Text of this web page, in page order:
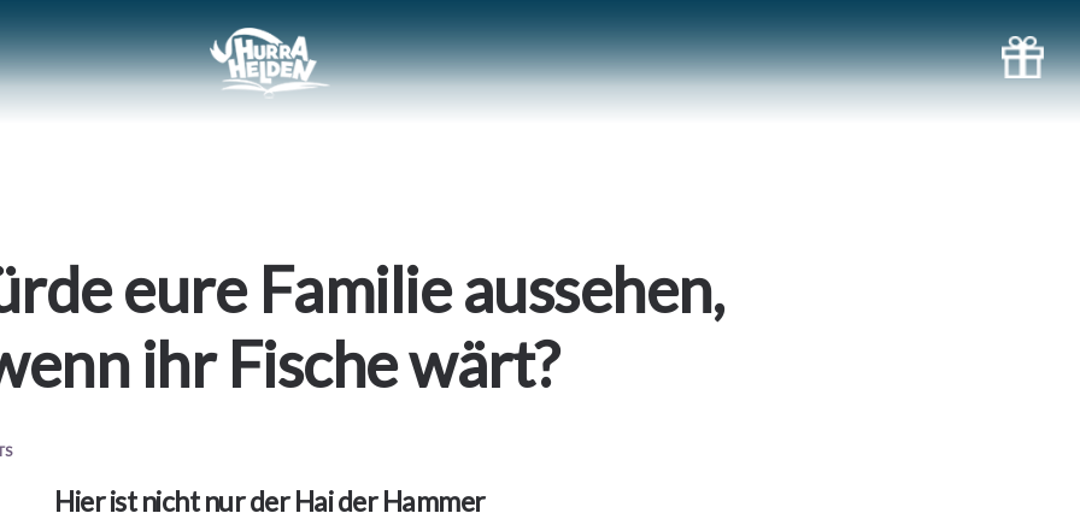
eure Familie aussehen,
ihr Fische wärt?
Hier ist nicht nur der Hai der Hammer